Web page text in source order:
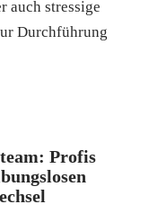
auch stressige
Durchführung
Profis